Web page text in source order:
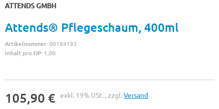
ATTENDS GMBH
Attends® Pflegeschaum, 400ml
Artikelnummer:00184193
Inhalt pro OP: 1,00
105,90 € exkl. 19% USt. , zzgl.Versand